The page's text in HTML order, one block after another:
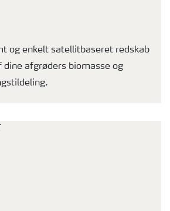
og enkelt satellitbaseret redskab
dine afgrøders biomasse og